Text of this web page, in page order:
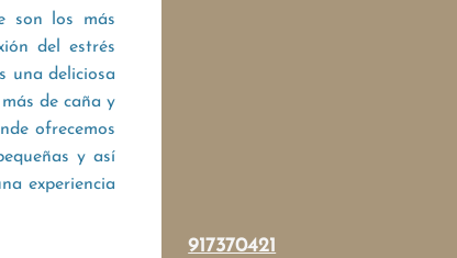
917370421
son los más
del estrés
una deliciosa
de caña y
ofrecemos
y así
experiencia